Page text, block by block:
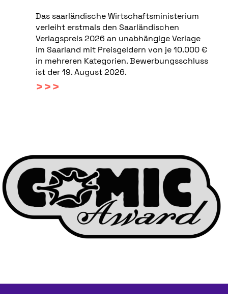
Das saarländische Wirtschaftsministerium
verleiht erstmals den Saarländischen
Verlagspreis 2026 an unabhängige Verlage
im Saarland mit Preisgeldern von je 10.000 €
in mehreren Kategorien. Bewerbungsschluss
ist der 19. August 2026.
>>>